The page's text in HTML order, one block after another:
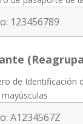
de Identificación